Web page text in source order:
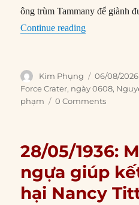
ông trùm Tammany để giành
Continue reading“06/08/1930:
Author
Kim Phụng
Posted
on
06/08/2026
Force Crater, ngày 0608,
phạm
0 Comments
28/05/1936:
ngựa giúp
hại Nancy